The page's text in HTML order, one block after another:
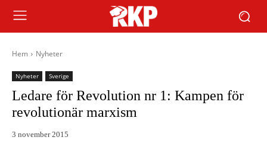
Hem Nyheter
Nyheter Sverige
Ledare för Revolution nr 1: Kampen för
revolutionär marxism
3 november 2015